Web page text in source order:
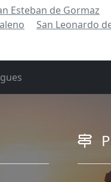
Esteban de Gormaz
San Leonardo